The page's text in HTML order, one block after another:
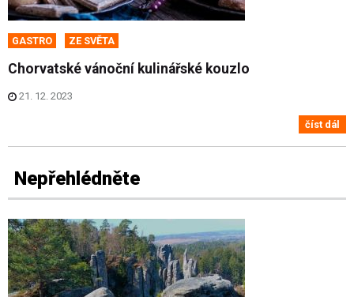
GASTRO ZE SVĚTA
Chorvatské vánoční kulinářské kouzlo
21. 12. 2023
číst dál
Nepřehlédněte